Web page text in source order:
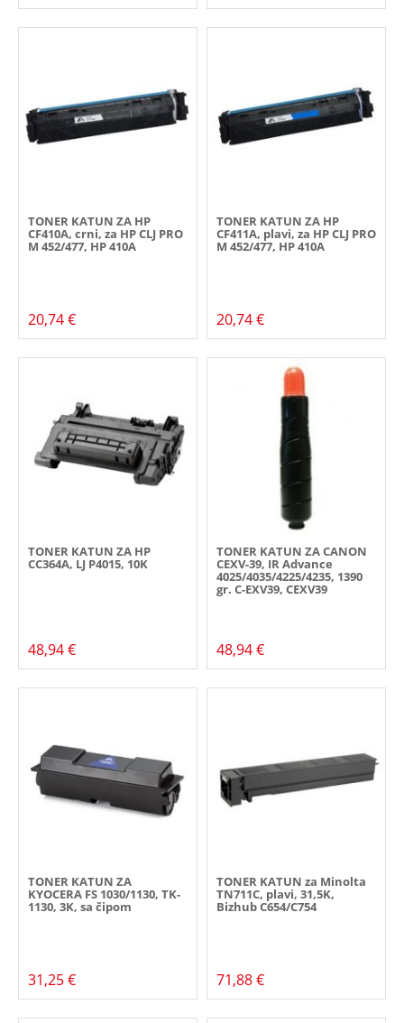
TONER KATUN ZA HP
CF410A, crni, za HP CLJ PRO
M 452/477, HP 410A
20,74 €
TONER KATUN ZA HP
CF411A, plavi, za HP CLJ PRO
M 452/477, HP 410A
20,74 €
TONER KATUN ZA HP
CC364A, LJ P4015, 10K
48,94 €
TONER KATUN ZA CANON
CEXV-39, IR Advance
4025/4035/4225/4235, 1390
gr. C-EXV39, CEXV39
48,94 €
TONER KATUN ZA
KYOCERA FS 1030/1130, TK-
1130, 3K, sa čipom
31,25 €
TONER KATUN za Minolta
TN711C, plavi, 31,5K,
Bizhub C654/C754
71,88 €